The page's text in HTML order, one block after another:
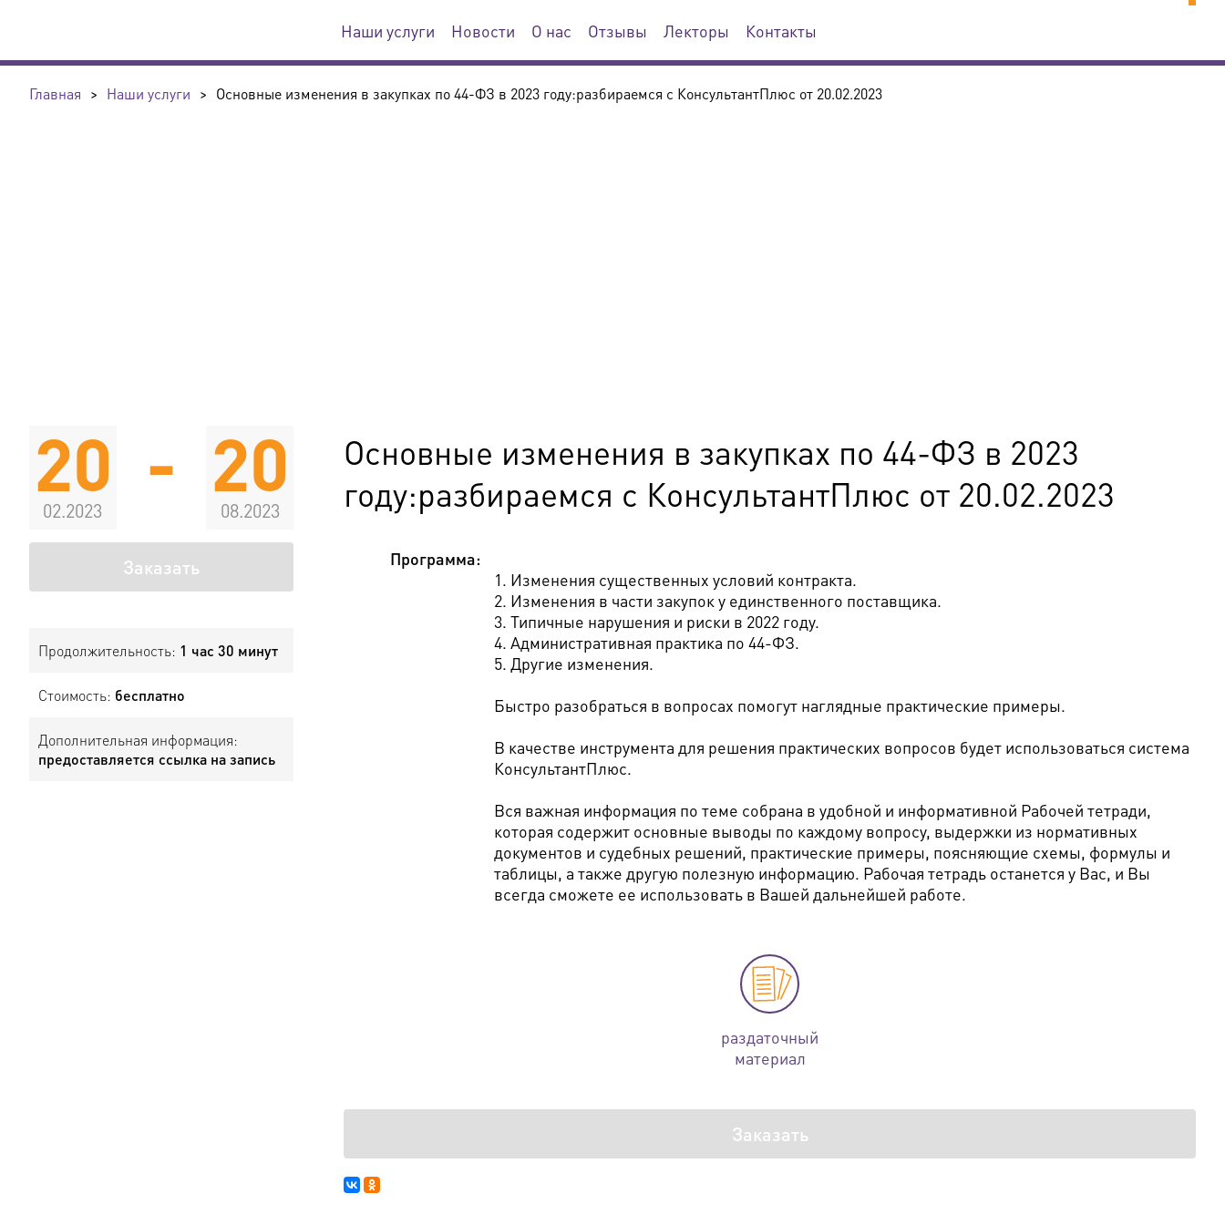
Наши услуги Новости О нас Отзывы Лекторы Контакты
Главная > Наши услуги > Основные изменения в закупках по 44-ФЗ в 2023 году:разбираемся с КонсультантПлюс от 20.02.2023
20
02.2023
- 20
08.2023
Заказать
Продолжительность: 1 час 30 минут
Стоимость: бесплатно
Дополнительная информация:
предоставляется ссылка на запись
Основные изменения в закупках по 44-ФЗ в 2023
году:разбираемся с КонсультантПлюс от 20.02.2023
Программа:
1. Изменения существенных условий контракта.
2. Изменения в части закупок у единственного поставщика.
3. Типичные нарушения и риски в 2022 году.
4. Административная практика по 44-ФЗ.
5. Другие изменения.
Быстро разобраться в вопросах помогут наглядные практические примеры.
В качестве инструмента для решения практических вопросов будет использоваться система
КонсультантПлюс.
Вся важная информация по теме собрана в удобной и информативной Рабочей тетради,
которая содержит основные выводы по каждому вопросу, выдержки из нормативных
документов и судебных решений, практические примеры, поясняющие схемы, формулы и
таблицы, а также другую полезную информацию. Рабочая тетрадь останется у Вас, и Вы
всегда сможете ее использовать в Вашей дальнейшей работе.
раздаточный
материал
Заказать